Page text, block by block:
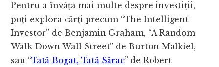
Pentru a învăța mai multe despre investiții,
poți explora cărți precum “The Intelligent
Investor” de Benjamin Graham, “A Random
Walk Down Wall Street” de Burton Malkiel,
sau “Tată Bogat, Tată Sărac” de Robert